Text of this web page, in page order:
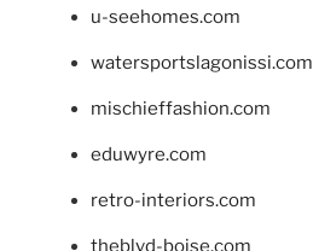
u-seehomes.com
watersportslagonissi.com
mischieffashion.com
eduwyre.com
retro-interiors.com
theblvd-boise.com